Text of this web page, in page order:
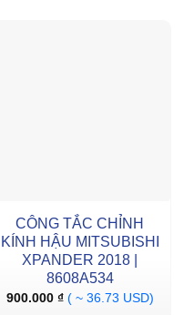
CÔNG TẮC CHỈNH
KÍNH HẬU MITSUBISHI
XPANDER 2018 |
8608A534
900.000 ₫ ( ~ 36.73 USD)